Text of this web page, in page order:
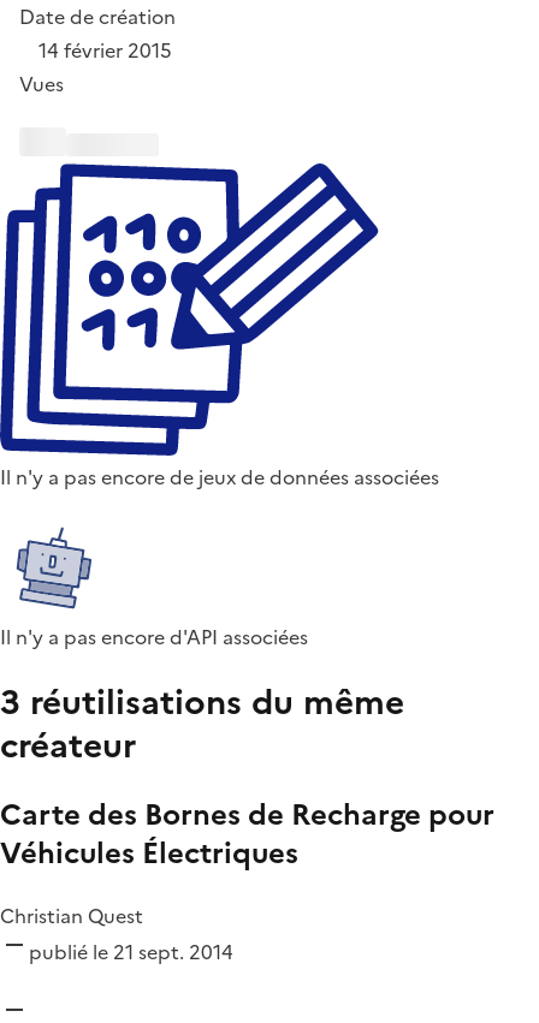
Date de création
14 février 2015
Vues
Il n'y a pas encore de jeux de données associées
Il n'y a pas encore d'API associées
3 réutilisations du même
créateur
Carte des Bornes de Recharge pour
Véhicules Électriques
Christian Quest
publié le 21 sept. 2014